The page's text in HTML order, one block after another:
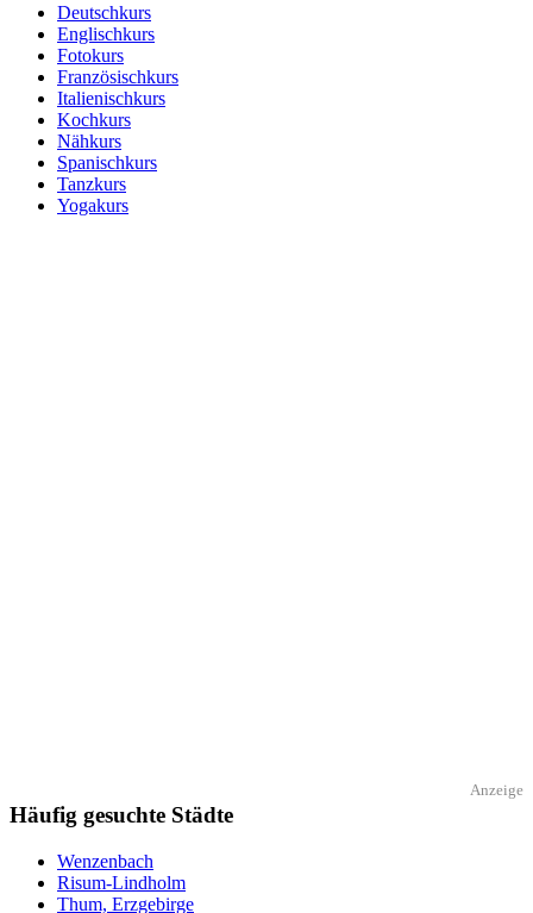
Deutschkurs
Englischkurs
Fotokurs
Französischkurs
Italienischkurs
Kochkurs
Nähkurs
Spanischkurs
Tanzkurs
Yogakurs
Anzeige
Häufig gesuchte Städte
Wenzenbach
Risum-Lindholm
Thum, Erzgebirge